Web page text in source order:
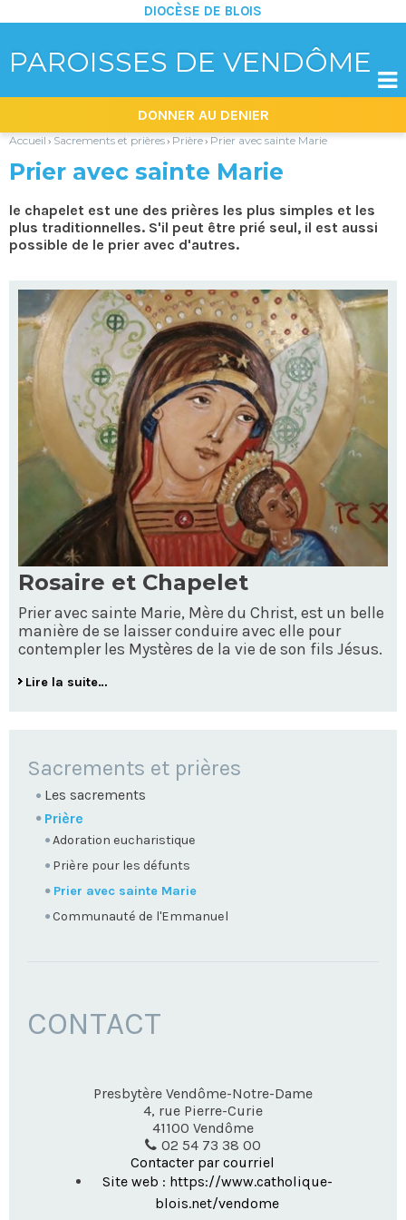
PAROISSES DE VENDÔME
DIOCÈSE DE BLOIS
|
Aller
navigation
DONNER AU DENIER

Accueil › Sacrements et prières› Prière› Prier avec sainte Marie
Prier avec sainte Marie
le chapelet est une des prières les plus simples et les
plus traditionnelles. S'il peut être prié seul, il est aussi
possible de le prier avec d'autres.
Rosaire et Chapelet
Prier avec sainte Marie, Mère du Christ, est un belle
manière de se laisser conduire avec elle pour
contempler les Mystères de la vie de son fils Jésus.
Lire la suite…
NAVIGATION
Sacrements et prières
Les sacrements
Prière
Adoration eucharistique
Prière pour les défunts
Prier avec sainte Marie
Communauté de l'Emmanuel
CONTACT
Presbytère Vendôme-Notre-Dame
4, rue Pierre-Curie
41100 Vendôme
02 54 73 38 00
Contacter par courriel
Site web : https://www.catholique-
blois.net/vendome